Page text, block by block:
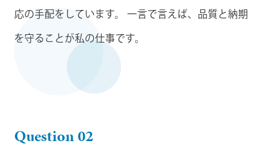
応の手配をしています。 一言で言えば、品質と納期
を守ることが私の仕事です。
Question 02